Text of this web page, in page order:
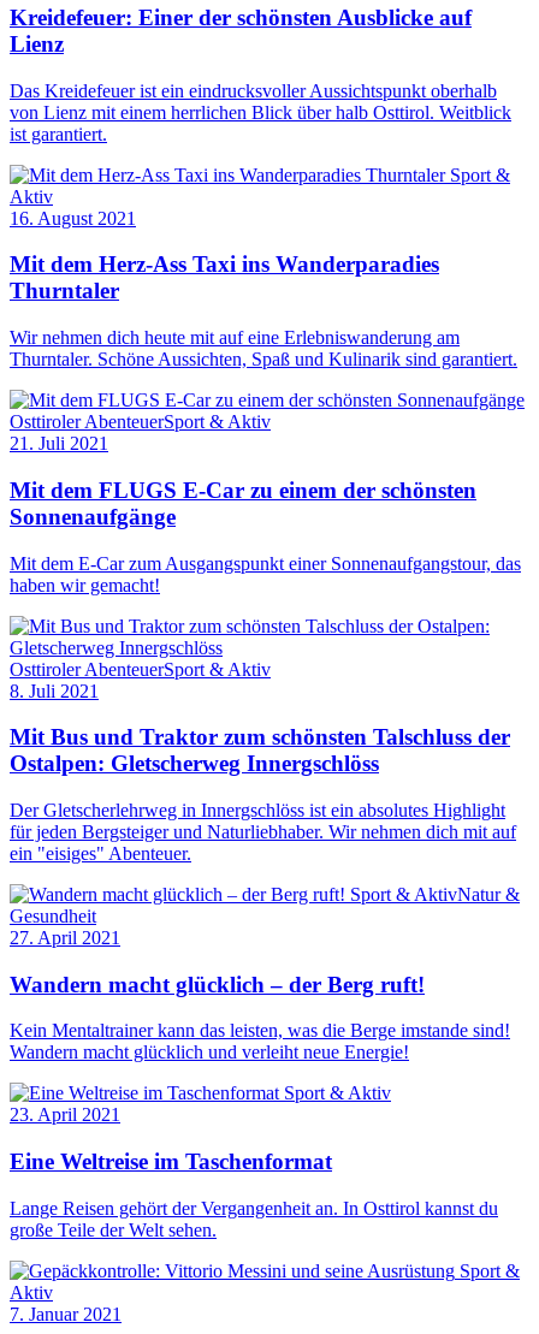
Kreidefeuer: Einer der schönsten Ausblicke auf
Lienz
Das Kreidefeuer ist ein eindrucksvoller Aussichtspunkt oberhalb
von Lienz mit einem herrlichen Blick über halb Osttirol. Weitblick
ist garantiert.
Sport &
Aktiv
16. August 2021
Mit dem Herz-Ass Taxi ins Wanderparadies
Thurntaler
Wir nehmen dich heute mit auf eine Erlebniswanderung am
Thurntaler. Schöne Aussichten, Spaß und Kulinarik sind garantiert.
Osttiroler AbenteuerSport & Aktiv
21. Juli 2021
Mit dem FLUGS E-Car zu einem der schönsten
Sonnenaufgänge
Mit dem E-Car zum Ausgangspunkt einer Sonnenaufgangstour, das
haben wir gemacht!
Osttiroler AbenteuerSport & Aktiv
8. Juli 2021
Mit Bus und Traktor zum schönsten Talschluss der
Ostalpen: Gletscherweg Innergschlöss
Der Gletscherlehrweg in Innergschlöss ist ein absolutes Highlight
für jeden Bergsteiger und Naturliebhaber. Wir nehmen dich mit auf
ein "eisiges" Abenteuer.
Sport & AktivNatur &
Gesundheit
27. April 2021
Wandern macht glücklich – der Berg ruft!
Kein Mentaltrainer kann das leisten, was die Berge imstande sind!
Wandern macht glücklich und verleiht neue Energie!
Sport & Aktiv
23. April 2021
Eine Weltreise im Taschenformat
Lange Reisen gehört der Vergangenheit an. In Osttirol kannst du
große Teile der Welt sehen.
Sport &
Aktiv
7. Januar 2021